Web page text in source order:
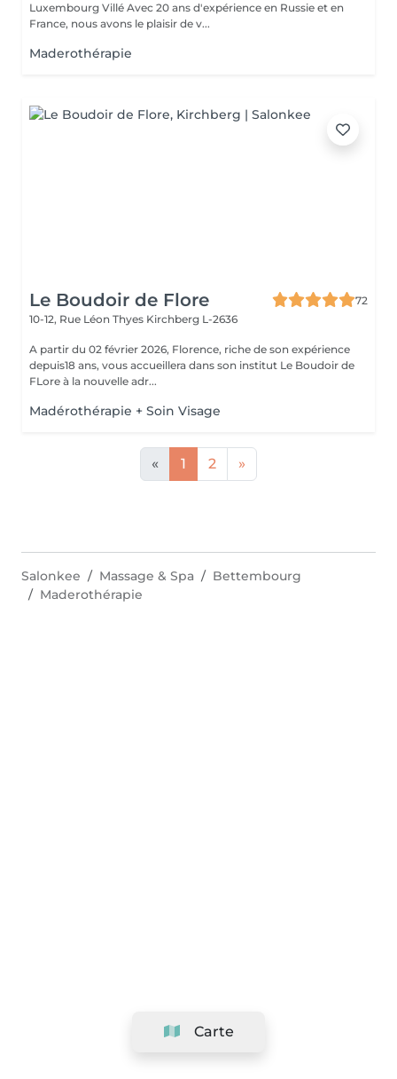
Luxembourg Villé Avec 20 ans d'expérience en Russie et en
France, nous avons le plaisir de v...
Maderothérapie
Le Boudoir de Flore
72
10-12, Rue Léon Thyes Kirchberg L-2636
A partir du 02 février 2026, Florence, riche de son expérience
depuis18 ans, vous accueillera dans son institut Le Boudoir de
FLore à la nouvelle adr...
Madérothérapie + Soin Visage
« 1 2 »
Carte
Salonkee Massage & Spa
Bettembourg
Maderothérapie